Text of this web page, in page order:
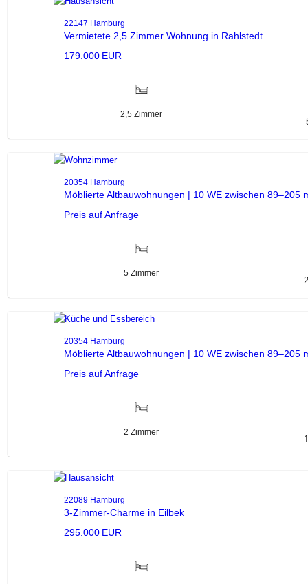
22147 Hamburg
Vermietete 2,5 Zimmer Wohnung in Rahlstedt
179.000 EUR
2,5 Zimmer
20354 Hamburg
Möblierte Altbauwohnungen | 10 WE zwischen 89–205
Preis auf Anfrage
5 Zimmer
20354 Hamburg
Möblierte Altbauwohnungen | 10 WE zwischen 89–205
Preis auf Anfrage
2 Zimmer
22089 Hamburg
3-Zimmer-Charme in Eilbek
295.000 EUR